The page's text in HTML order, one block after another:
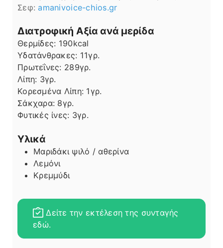
Σεφ: amanivoice-chios.gr
Διατροφική Αξία ανά μερίδα
Θερμίδες: 190kcal
Υδατάνθρακες: 11γρ.
Πρωτεΐνες: 289γρ.
Λίπη
Λίπη: 3γρ.
Κορεσμένα Λίπη: 1γρ.
Σάκχαρα: 8γρ.
Φυτικές ίνες: 3γρ.
Υλικά
Μαριδάκι ψιλό / αθερίνα
Λεμόνι
Κρεμμύδι
Δείτε την εκτέλεση της συνταγής
εδώ.